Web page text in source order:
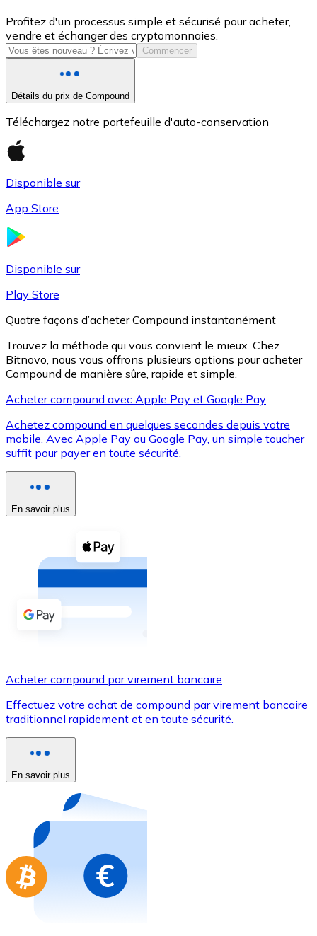
USD Coin
USDC
XRP
XRP
Voir toutes
Coupons crypto
Achetez des cryptomonnaies en espèces et d'autres
Acheter avec espèces
Virement SEPA
Utilisez les cartes Visa et Mastercard pour acheter
Acheter avec carte
Nouveau
Achetez des cartes-cadeaux de vos marques
Aller à la boutique de cartes-cadeaux
Profitez d'un processus simple et sécurisé pour acheter,
vendre et échanger des cryptomonnaies.
Commencer
Détails du prix de Compound
Téléchargez notre portefeuille d'auto-conservation
Disponible sur
App Store
Disponible sur
Play Store
Quatre façons d’acheter Compound instantanément
Trouvez la méthode qui vous convient le mieux. Chez
Bitnovo, nous vous offrons plusieurs options pour acheter
Compound de manière sûre, rapide et simple.
Acheter compound avec Apple Pay et Google Pay
Achetez compound en quelques secondes depuis votre
mobile. Avec Apple Pay ou Google Pay, un simple toucher
suffit pour payer en toute sécurité.
En savoir plus
Acheter compound par virement bancaire
Effectuez votre achat de compound par virement bancaire
traditionnel rapidement et en toute sécurité.
En savoir plus